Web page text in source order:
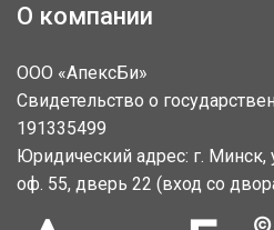
О компании
ООО «АпексБи»
Свидетельство о
191335499
Юридический адрес: г. Минск,
оф. 55, дверь 22 (вход со